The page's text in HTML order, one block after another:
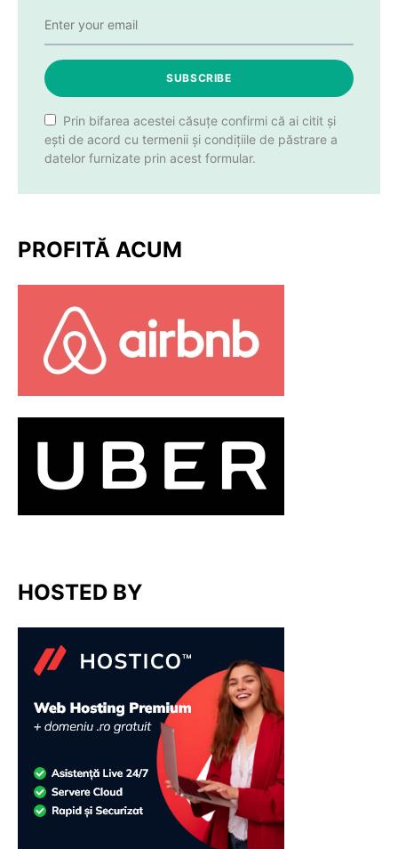
SUBSCRIBE
Prin bifarea acestei căsuțe confirmi că ai citit și
ești de acord cu termenii și condițiile de păstrare a
datelor furnizate prin acest formular.
PROFITĂ ACUM
HOSTED BY